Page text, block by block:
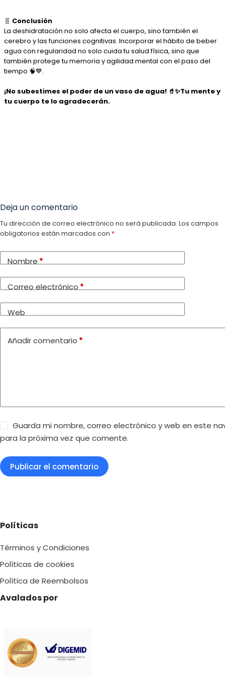
🧬 Conclusión
La deshidratación no solo afecta el cuerpo, sino también el
cerebro y las funciones cognitivas. Incorporar el hábito de beber
agua con regularidad no solo cuida tu salud física, sino que
también protege tu memoria y agilidad mental con el paso del
tiempo 🧠💙.
¡No subestimes el poder de un vaso de agua! 🥤✨Tu mente y
tu cuerpo te lo agradecerán.
Deja un comentario
Tu dirección de correo electrónico no será publicada. Los campos
obligatorios están marcados con *
Nombre *
Correo electrónico *
Web
Añadir comentario *
Guarda mi nombre, correo electrónico y web en este
para la próxima vez que comente.
Publicar el comentario
Políticas
Términos y Condiciones
Políticas de cookies
Política de Reembolsos
Avalados por